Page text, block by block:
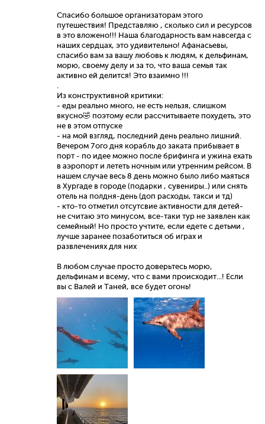
Спасибо большое организаторам этого
путешествия! Представляю , сколько сил и ресурсов
в это вложено!!! Наша благодарность вам навсегда с
наших сердцах, это удивительно! Афанасьевы,
спасибо вам за вашу любовь к людям, к дельфинам,
морю, своему делу и за то, что ваша семья так
активно ей делится! Это взаимно !!!
Из конструктивной критики:
- еды реально много, не есть нельзя, слишком
вкусно🤣 поэтому если рассчитываете похудеть, это
не в этом отпуске
- на мой взгляд, последний день реально лишний.
Вечером 7ого дня корабль до заката прибывает в
порт - по идее можно после брифинга и ужина ехать
в аэропорт и лететь ночным или утренним рейсом. В
нашем случае весь 8 день можно было либо маяться
в Хургаде в городе (подарки , сувениры..) или снять
отель на полдня-день (доп расходы, такси и тд)
- кто-то отметил отсутсвие активности для детей-
не считаю это минусом, все-таки тур не заявлен как
семейный! Но просто учтите, если едете с детьми ,
лучше заранее позаботиться об играх и
развлечениях для них
В любом случае просто доверьтесь морю,
дельфинам и всему, что с вами происходит...! Если
вы с Валей и Таней, все будет огонь!